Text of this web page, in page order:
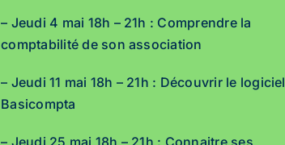
– Jeudi 4 mai 18h – 21h : Comprendre la
comptabilité de son association
– Jeudi 11 mai 18h – 21h : Découvrir le logiciel
Basicompta
– Jeudi 25 mai 18h – 21h : Connaitre ses